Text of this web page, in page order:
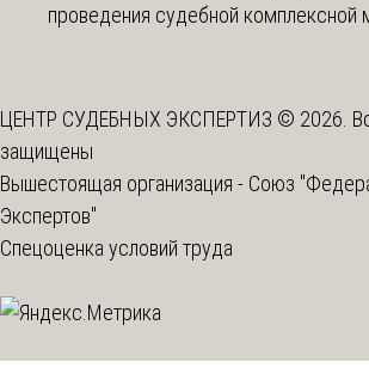
проведения судебной комплексной
ЦЕНТР СУДЕБНЫХ ЭКСПЕРТИЗ © 2026.
защищены
Вышестоящая организация - Союз
Экспертов"
Спецоценка условий труда